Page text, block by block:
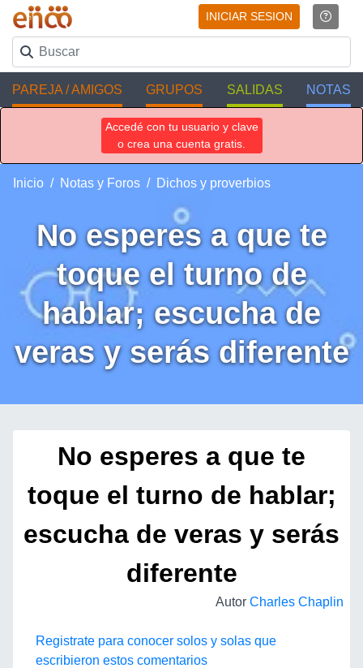
INICIAR SESION
PAREJA / AMIGOS GRUPOS SALIDAS NOTAS
Accedé con tu usuario y clave
o crea una cuenta gratis.
Inicio Notas y Foros Dichos y proverbios
No esperes a que te
toque el turno de
hablar; escucha de
veras y serás diferente
No esperes a que te
toque el turno de hablar;
escucha de veras y serás
diferente
Autor Charles Chaplin
Registrate para conocer solos y solas que
escribieron estos comentarios